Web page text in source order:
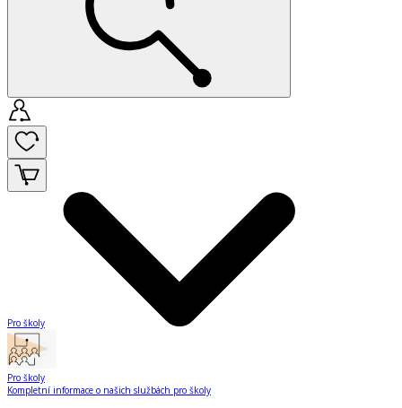
Pro školy
Pro školy
Kompletní informace o našich službách pro školy